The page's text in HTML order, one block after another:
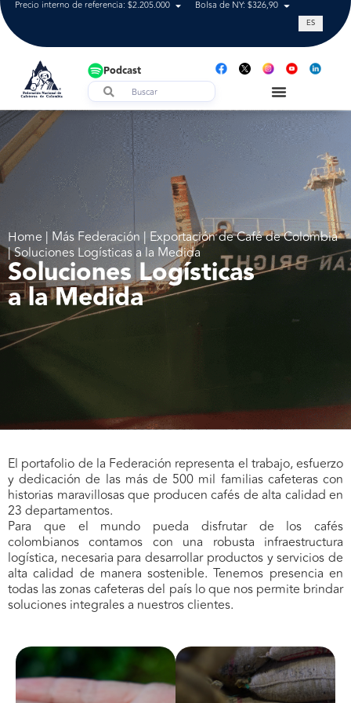
Precio interno de referencia: $2.205.000 Bolsa de NY: $326,90 Tasa de
ES
Podcast
Home | Más Federación | Exportación de Café de Colombia
| Soluciones Logísticas a la Medida
Soluciones Logísticas
a la Medida
El portafolio de la Federación representa el trabajo, esfuerzo
y dedicación de las más de 500 mil familias cafeteras con
historias maravillosas que producen cafés de alta calidad en
23 departamentos.
Para que el mundo pueda disfrutar de los cafés
colombianos contamos con una robusta infraestructura
logística, necesaria para desarrollar productos y servicios de
alta calidad de manera sostenible. Tenemos presencia en
todas las zonas cafeteras del país lo que nos permite brindar
soluciones integrales a nuestros clientes.